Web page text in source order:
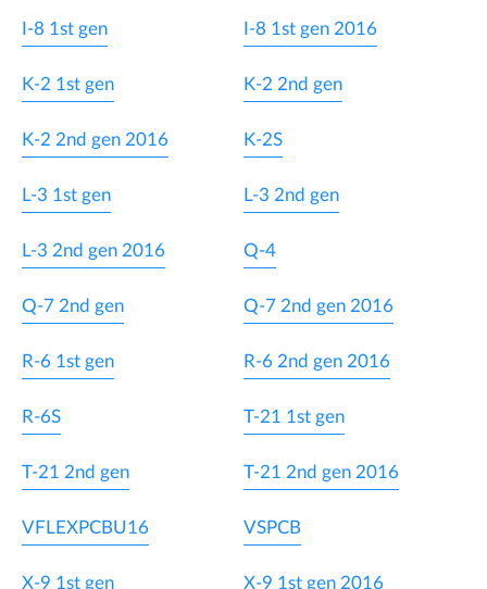
I-8 1st gen I-8 1st gen 2016
K-2 1st gen K-2 2nd gen
K-2 2nd gen 2016 K-2S
L-3 1st gen L-3 2nd gen
L-3 2nd gen 2016 Q-4
Q-7 2nd gen Q-7 2nd gen 2016
R-6 1st gen R-6 2nd gen 2016
R-6S T-21 1st gen
T-21 2nd gen T-21 2nd gen 2016
VFLEXPCBU16 VSPCB
X-9 1st gen X-9 1st gen 2016